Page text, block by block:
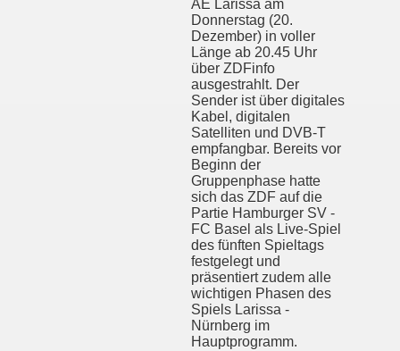
AE Larissa am
Donnerstag (20.
Dezember) in voller
Länge ab 20.45 Uhr
über ZDFinfo
ausgestrahlt. Der
Sender ist über digitales
Kabel, digitalen
Satelliten und DVB-T
empfangbar. Bereits vor
Beginn der
Gruppenphase hatte
sich das ZDF auf die
Partie Hamburger SV -
FC Basel als Live-Spiel
des fünften Spieltags
festgelegt und
präsentiert zudem alle
wichtigen Phasen des
Spiels Larissa -
Nürnberg im
Hauptprogramm.